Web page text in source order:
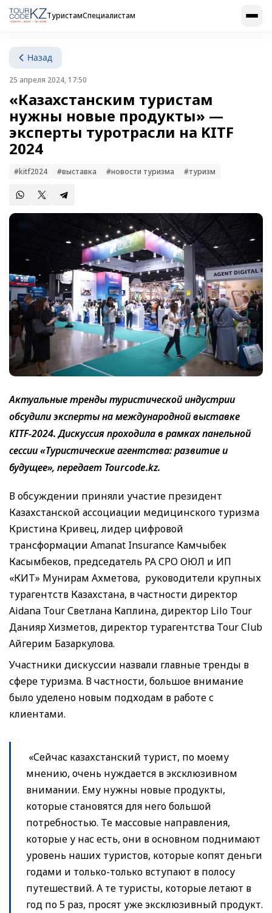
ТуристамСпециалистам
Назад
25 апреля 2024, 17:50
«Казахстанским туристам
нужны новые продукты» —
эксперты туротрасли на KITF
2024
#kitf2024 #выставка #новости туризма #туризм
Актуальные тренды туристической индустрии
обсудили эксперты на международной выставке
KITF-2024. Дискуссия проходила в рамках панельной
сессии «Туристические агентства: развитие и
будущее», передает Tourcode.kz.
В обсуждении приняли участие президент
Казахстанской ассоциации медицинского туризма
Кристина Кривец, лидер цифровой
трансформации Amanat Insurance Камчыбек
Касымбеков, председатель РА СРО ОЮЛ и ИП
«КИТ» Мунирам Ахметова, руководители крупных
турагентств Казахстана, в частности директор
Aidana Tour Светлана Каплина, директор Lilo Tour
Данияр Хизметов, директор турагентства Tour Club
Айгерим Базаркулова.
Участники дискуссии назвали главные тренды в
сфере туризма. В частности, большое внимание
было уделено новым подходам в работе с
клиентами.
«Сейчас казахстанский турист, по моему
мнению, очень нуждается в эксклюзивном
внимании. Ему нужны новые продукты,
которые становятся для него большой
потребностью. Те массовые направления,
которые у нас есть, они в основном поднимают
уровень наших туристов, которые копят деньги
годами и только-только вступают в полосу
путешествий. А те туристы, которые летают в
год по 5 раз, просят уже эксклюзивный продукт.